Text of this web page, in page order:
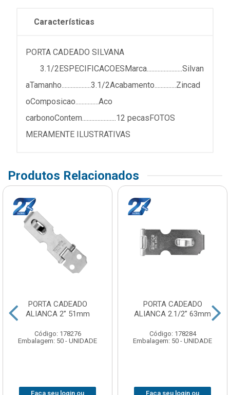
Características
PORTA CADEADO SILVANA
3.1/2ESPECIFICACOESMarca.......................Silvan
aTamanho...................3.1/2Acabamento..............Zincad
oComposicao...............Aco
carbonoContem......................12 pecasFOTOS
MERAMENTE ILUSTRATIVAS
Produtos Relacionados
PORTA CADEADO
ALIANCA 2” 51mm
Código: 178276
Embalagem: 50 - UNIDADE
Faça seu login ou
PORTA CADEADO
ALIANCA 2.1/2” 63mm
Código: 178284
Embalagem: 50 - UNIDADE
Faça seu login ou